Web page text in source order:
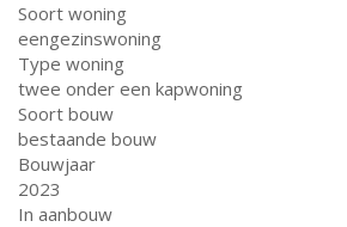
Soort woning
eengezinswoning
Type woning
twee onder een kapwoning
Soort bouw
bestaande bouw
Bouwjaar
2023
In aanbouw